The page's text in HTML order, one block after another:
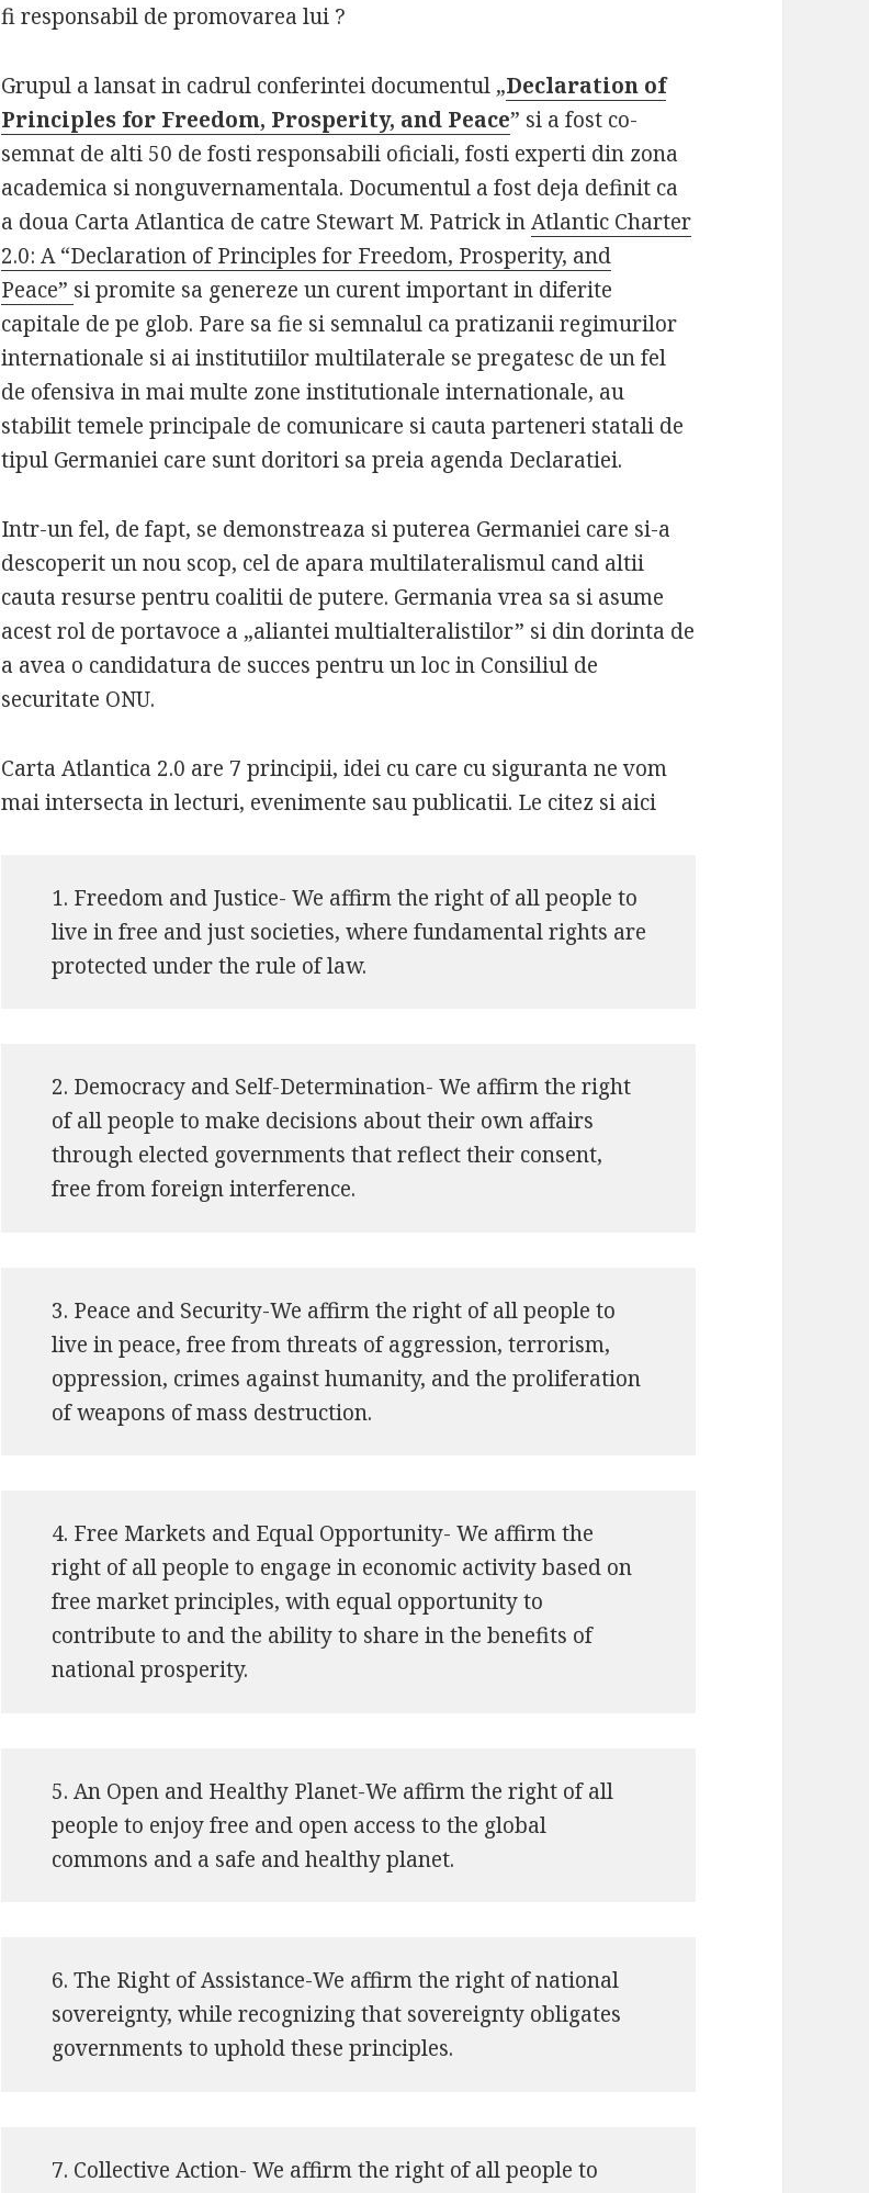
fi responsabil de promovarea lui ?
Grupul a lansat in cadrul conferintei documentul „Declaration of
Principles for Freedom, Prosperity, and Peace” si a fost co-
semnat de alti 50 de fosti responsabili oficiali, fosti experti din zona
academica si nonguvernamentala. Documentul a fost deja definit ca
a doua Carta Atlantica de catre Stewart M. Patrick inAtlantic Charter
2.0: A “Declaration of Principles for Freedom, Prosperity, and
Peace” si promite sa genereze un curent important in diferite
capitale de pe glob. Pare sa fie si semnalul ca pratizanii regimurilor
internationale si ai institutiilor multilaterale se pregatesc de un fel
de ofensiva in mai multe zone institutionale internationale, au
stabilit temele principale de comunicare si cauta parteneri statali de
tipul Germaniei care sunt doritori sa preia agenda Declaratiei.
Intr-un fel, de fapt, se demonstreaza si puterea Germaniei care si-a
descoperit un nou scop, cel de apara multilateralismul cand altii
cauta resurse pentru coalitii de putere. Germania vrea sa si asume
acest rol de portavoce a „aliantei multialteralistilor” si din dorinta de
a avea o candidatura de succes pentru un loc in Consiliul de
securitate ONU.
Carta Atlantica 2.0 are 7 principii, idei cu care cu siguranta ne vom
mai intersecta in lecturi, evenimente sau publicatii. Le citez si aici
1. Freedom and Justice- We affirm the right of all people to
live in free and just societies, where fundamental rights are
protected under the rule of law.
2. Democracy and Self-Determination- We affirm the right
of all people to make decisions about their own affairs
through elected governments that reflect their consent,
free from foreign interference.
3. Peace and Security-We affirm the right of all people to
live in peace, free from threats of aggression, terrorism,
oppression, crimes against humanity, and the proliferation
of weapons of mass destruction.
4. Free Markets and Equal Opportunity- We affirm the
right of all people to engage in economic activity based on
free market principles, with equal opportunity to
contribute to and the ability to share in the benefits of
national prosperity.
5. An Open and Healthy Planet-We affirm the right of all
people to enjoy free and open access to the global
commons and a safe and healthy planet.
6. The Right of Assistance-We affirm the right of national
sovereignty, while recognizing that sovereignty obligates
governments to uphold these principles.
7. Collective Action- We affirm the right of all people to